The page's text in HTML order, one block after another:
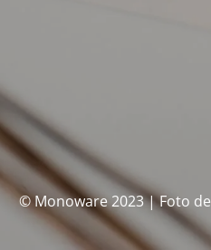
© Monoware 2023 | Foto de